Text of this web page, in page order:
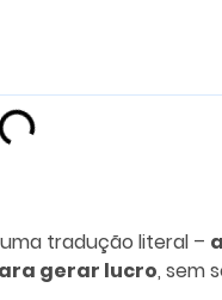
tradução literal –
gerar lucro, sem